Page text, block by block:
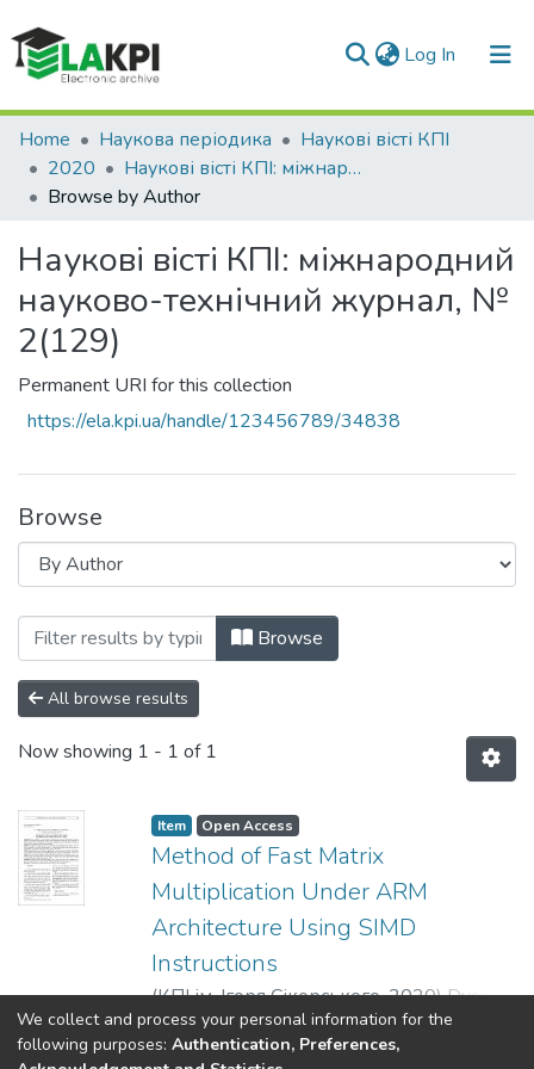
Log In (current)
Communities & Collections
All of DSpace
Home Наукова періодика
Наукові вісті КПІ
2020
Наукові вісті КПІ: міжнародний науково-технічний журнал, № 2(129)
Browse by Author
Наукові вісті КПІ: міжнародний
науково-технічний журнал, №
2(129)
Permanent URI for this collection
https://ela.kpi.ua/handle/123456789/34838
Browse
Browsing Наукові вісті КПІ:
Browse
All browse results
Now showing 1 - 1 of 1
Item Open Access
Method of Fast Matrix
Multiplication Under ARM
Architecture Using SIMD
Instructions
(КПІ ім. Ігоря Сікорського,2020)Dychka,
I. A.;Vinnyk, D. A.;Bukhtiyarov, Yu. V.;
Yurchyshyn, V. Ya.
Show more
We collect and process your personal information for the
following purposes: Authentication, Preferences,